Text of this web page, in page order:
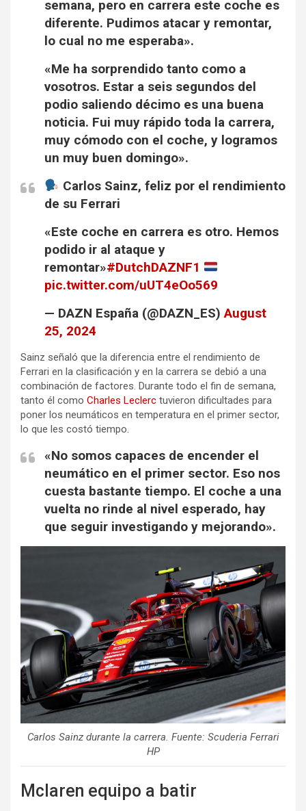
semana, pero en carrera este coche es
diferente. Pudimos atacar y remontar,
lo cual no me esperaba».
«Me ha sorprendido tanto como a
vosotros. Estar a seis segundos del
podio saliendo décimo es una buena
noticia. Fui muy rápido toda la carrera,
muy cómodo con el coche, y logramos
un muy buen domingo».
Carlos Sainz, feliz por el rendimiento
de su Ferrari
«Este coche en carrera es otro. Hemos
podido ir al ataque y
remontar»#DutchDAZNF1
pic.twitter.com/uUT4eOo569
— DAZN España (@DAZN_ES)August
25, 2024
Sainz señaló que la diferencia entre el rendimiento de
Ferrari en la clasificación y en la carrera se debió a una
combinación de factores. Durante todo el fin de semana,
tanto él como Charles Leclerc tuvieron dificultades para
poner los neumáticos en temperatura en el primer sector,
lo que les costó tiempo.
«No somos capaces de encender el
neumático en el primer sector. Eso nos
cuesta bastante tiempo. El coche a una
vuelta no rinde al nivel esperado, hay
que seguir investigando y mejorando».
Carlos Sainz durante la carrera. Fuente: Scuderia Ferrari
HP
Mclaren equipo a batir